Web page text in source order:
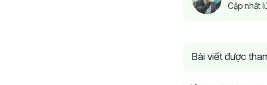
Cập nhật
Bài viết được